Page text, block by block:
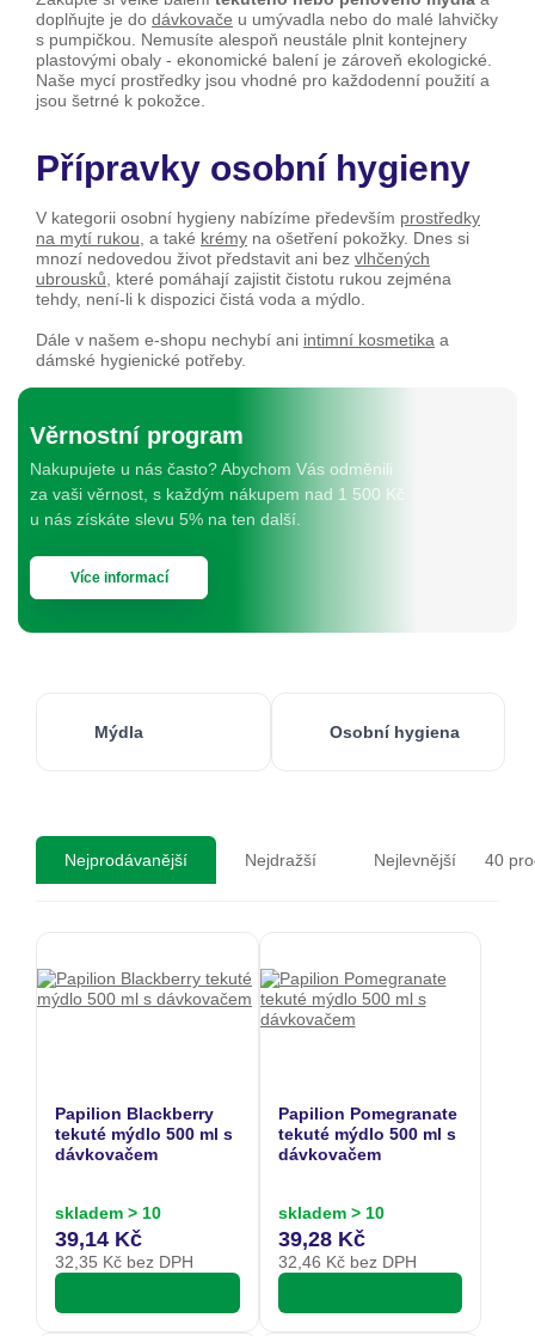
doplňujte je do dávkovače u umývadla nebo do malé lahvičky
s pumpičkou. Nemusíte alespoň neustále plnit kontejnery
plastovými obaly - ekonomické balení je zároveň ekologické.
Naše mycí prostředky jsou vhodné pro každodenní použití a
jsou šetrné k pokožce.
Přípravky osobní hygieny
V kategorii osobní hygieny nabízíme především prostředky
na mytí rukou , a také krémy na ošetření pokožky. Dnes si
mnozí nedovedou život představit ani bez vlhčených
ubrousků , které pomáhají zajistit čistotu rukou zejména
tehdy, není-li k dispozici čistá voda a mýdlo.
Dále v našem e-shopu nechybí ani intimní kosmetika a
dámské hygienické potřeby.
Věrnostní program
Nakupujete u nás často? Abychom Vás odměnili
za vaši věrnost, s každým nákupem nad 1 500 Kč
u nás získáte slevu 5% na ten další.
Více informací
Mýdla Osobní hygiena
Nejprodávanější Nejdražší Nejlevnější 40
Papilion Blackberry
tekuté mýdlo 500 ml s
dávkovačem
skladem > 10
39,14 Kč
32,35 Kč bez DPH
Papilion Pomegranate
tekuté mýdlo 500 ml s
dávkovačem
skladem > 10
39,28 Kč
32,46 Kč bez DPH